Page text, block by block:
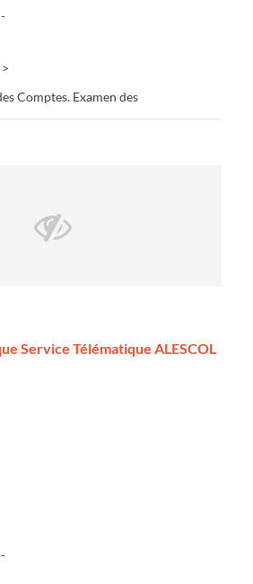
-
Comptes. Examen des
Service Télématique ALESCOL
-